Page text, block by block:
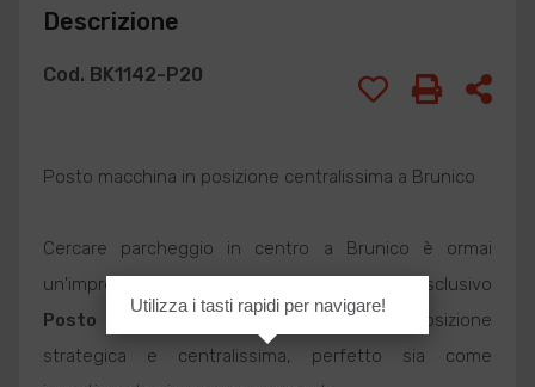
Descrizione
Cod. BK1142-P20
Posto macchina in posizione centralissima a Brunico
Cercare parcheggio in centro a Brunico è ormai
un'impresa! Proponiamo in
un esclusivo
Posto auto coperto
situato in una posizione
strategica e centralissima, perfetto sia come
Utilizza i tasti rapidi per navigare!